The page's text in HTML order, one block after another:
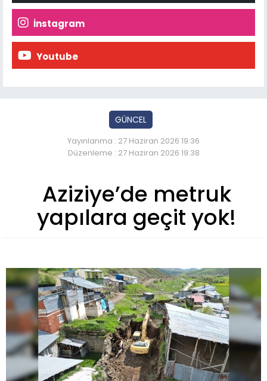
İnstagram
Youtube
GÜNCEL
Yayınlanma : 27 Haziran 2026 19:36
Düzenleme : 27 Haziran 2026 19:38
Aziziye’de metruk
yapılara geçit yok!